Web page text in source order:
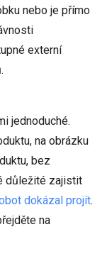
nebo je přímo
externí
jednoduché.
na obrázku
bez
důležité zajistit
dokázal projít.
na